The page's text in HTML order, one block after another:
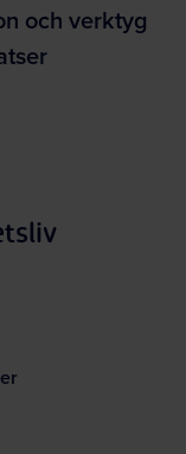
och verktyg